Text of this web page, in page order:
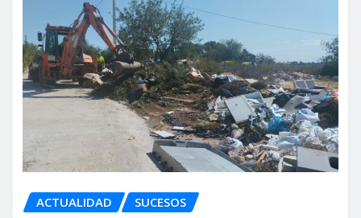
ACTUALIDAD SUCESOS